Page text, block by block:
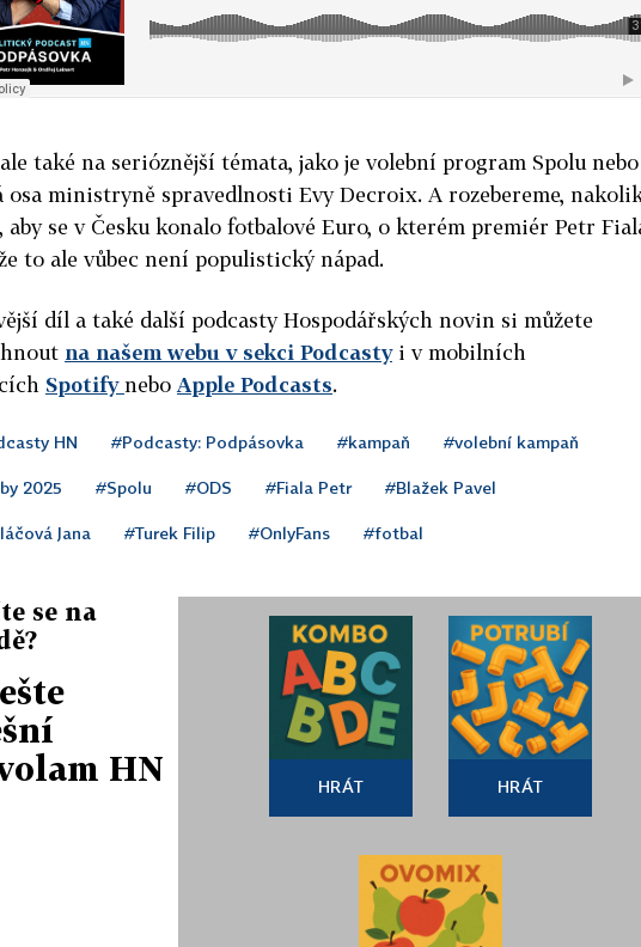
také na serióznější témata, jako je volební program Spolu nebo
osa ministryně spravedlnosti Evy Decroix. A rozebereme,
aby se v Česku konalo fotbalové Euro, o kterém premiér Petr
to ale vůbec není populistický nápad.
díl a také další podcasty Hospodářských novin si můžete
na našem webu v sekci Podcastyi v mobilních
Spotifynebo Apple Podcasts.
HN #Podcasty: Podpásovka #kampaň #volební kampaň
2025 #Spolu #ODS #Fiala Petr #Blažek Pavel
Jana #Turek Filip #OnlyFans #fotbal
se na
HN
HRÁT HRÁT